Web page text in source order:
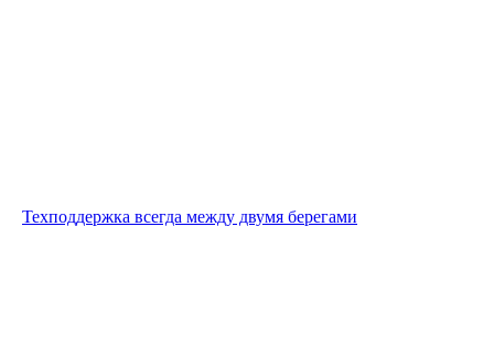
Техподдержка всегда между двумя берегами